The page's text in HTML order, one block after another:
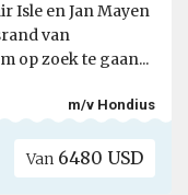
Isle en Jan Mayen
van
op zoek te gaan...
m/v Hondius
Van 6480 USD